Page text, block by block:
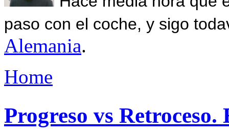
paso con el coche, y sigo
Alemania.
Home
Progreso vs